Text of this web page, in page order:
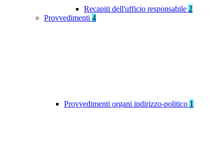
Recapiti dell'ufficio responsabile 2
Provvedimenti 4
Provvedimenti organi indirizzo-politico 1